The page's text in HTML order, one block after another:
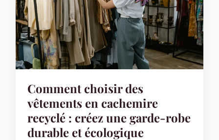
Comment choisir des
vêtements en cachemire
recyclé : créez une garde-robe
durable et écologique